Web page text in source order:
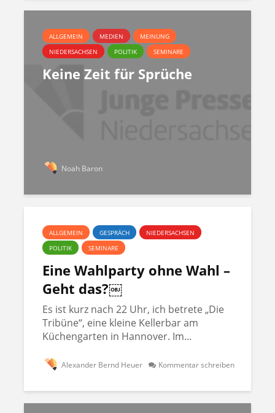
ALLGEMEIN MEDIEN
MEINUNG
NIEDERSACHSEN
POLITIK SEMINARE
Keine Zeit für Sprüche
Noah Baron
ALLGEMEIN GESPRÄCH
NIEDERSACHSEN
POLITIK
SEMINARE
Eine Wahlparty ohne Wahl –
Geht das?￼
Es ist kurz nach 22 Uhr, ich betrete „Die
Tribüne“, eine kleine Kellerbar am
Küchengarten in Hannover. Im...
Alexander Bernd Heuer Kommentar schreiben